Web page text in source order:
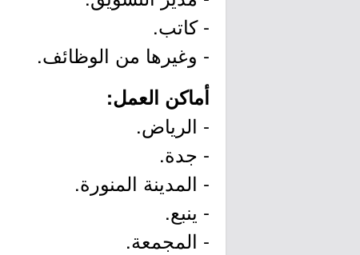
- كاتب.
- وغيرها من الوظائف.
أماكن العمل:
- الرياض.
- جدة.
- المدينة المنورة.
- ينبع.
- المجمعة.